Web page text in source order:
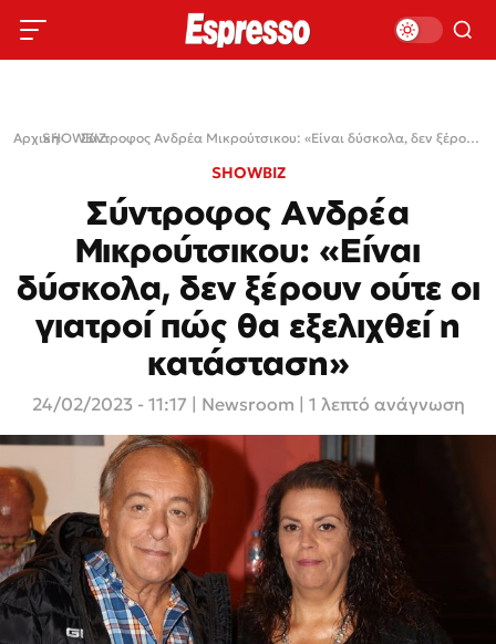
Αρχική›
SHOWBIZ› Σύντροφος Ανδρέα Μικρούτσικου: «Είναι δύσκολα, δεν ξέρουν ούτε οι γιατροί πώς θα εξελιχθεί η κατάσταση»
SHOWBIZ
Σύντροφος Ανδρέα
Μικρούτσικου: «Είναι
δύσκολα, δεν ξέρουν ούτε οι
γιατροί πώς θα εξελιχθεί η
κατάσταση»
24/02/2023 - 11:17 Newsroom | 1 λεπτό ανάγνωση